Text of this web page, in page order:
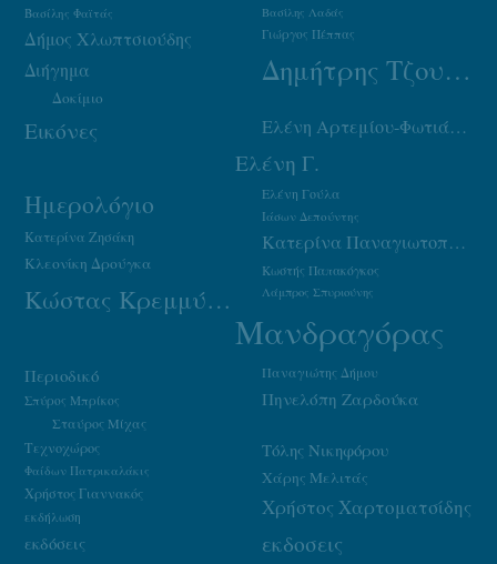
Βασίλης Λαδάς
Βασίλης Φαϊτάς
Γιώργος Πέππας
Δήμος Χλωπτσιούδης
Δημήτρης Τζουμάκας
Διήγημα
Δοκίμιο
Εικόνες Ελένη Αρτεμίου-Φωτιάδου
Ελένη Γ.
Ελένη Γούλα
Ημερολόγιο Ιάσων Δεπούντης
Κατερίνα Ζησάκη Κατερίνα Παναγιωτοπούλου
Κλεονίκη Δρούγκα Κωστής Παπακόγκος
Κώστας Κρεμμύδας Λάμπρος Σπυριούνης
Μανδραγόρας
Παναγιώτης Δήμου
Περιοδικό
Πηνελόπη Ζαρδούκα
Σπύρος Μπρίκος
Σταύρος Μίχας
Τεχνοχώρος
Τόλης Νικηφόρου
Φαίδων Πατρικαλάκις Χάρης Μελιτάς
Χρήστος Γιαννακός
Χρήστος Χαρτοματσίδης
εκδήλωση
εκδοσεις
εκδόσεις